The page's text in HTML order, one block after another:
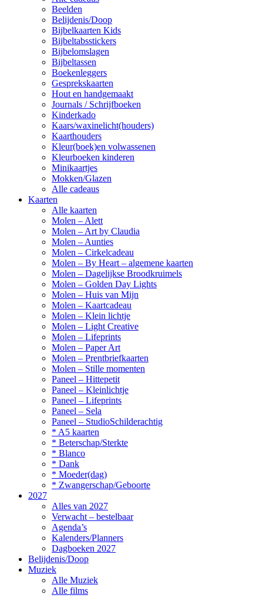
Beelden
Belijdenis/Doop
Bijbelkaarten Kids
Bijbeltabsstickers
Bijbelomslagen
Bijbeltassen
Boekenleggers
Gesprekskaarten
Hout en handgemaakt
Journals / Schrijfboeken
Kinderkado
Kaars/waxinelicht(houders)
Kaarthouders
Kleur(boek)en volwassenen
Kleurboeken kinderen
Minikaartjes
Mokken/Glazen
Alle cadeaus
Kaarten
Alle kaarten
Molen – Alett
Molen – Art by Claudia
Molen – Aunties
Molen – Cirkelcadeau
Molen – By Heart – algemene kaarten
Molen – Dagelijkse Broodkruimels
Molen – Golden Day Lights
Molen – Huis van Mijn
Molen – Kaartcadeau
Molen – Klein lichtje
Molen – Light Creative
Molen – Lifeprints
Molen – Paper Art
Molen – Prentbriefkaarten
Molen – Stille momenten
Paneel – Hittepetit
Paneel – Kleinlichtje
Paneel – Lifeprints
Paneel – Sela
Paneel – StudioSchilderachtig
* A5 kaarten
* Beterschap/Sterkte
* Blanco
* Dank
* Moeder(dag)
* Zwangerschap/Geboorte
2027
Alles van 2027
Verwacht – bestelbaar
Agenda’s
Kalenders/Planners
Dagboeken 2027
Belijdenis/Doop
Muziek
Alle Muziek
Alle films